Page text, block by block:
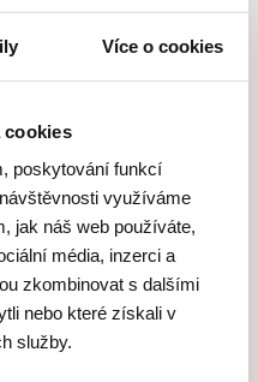
Více o cookies
cookies
poskytování funkcí
využíváme
jak náš web používáte,
média, inzerci a
zkombinovat s dalšími
nebo které získali v
služby.
chuť? Na blogu
beránků, a v něm recept,